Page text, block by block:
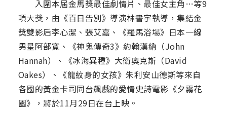
入圍本屆金馬獎最佳劇情片、最佳女主角…等9
項大獎，由《百日告別》導演林書宇執導，集結金
獎雙影后李心潔、張艾嘉、《羅馬浴場》日本一線
男星阿部寬、《神鬼傳奇3》約翰漢納（John
Hannah）、《冰海異種》大衛奧克斯（David
Oakes）、《龍紋身的女孩》朱利安山德斯等來自
各國的黃金卡司同台飆戲的愛情史詩電影《夕霧花
園》，將於11月29日在台上映。